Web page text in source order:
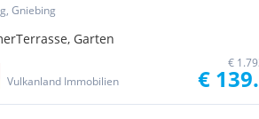
Gniebing
Terrasse, Garten
Vulkanland Immobilien
€
€